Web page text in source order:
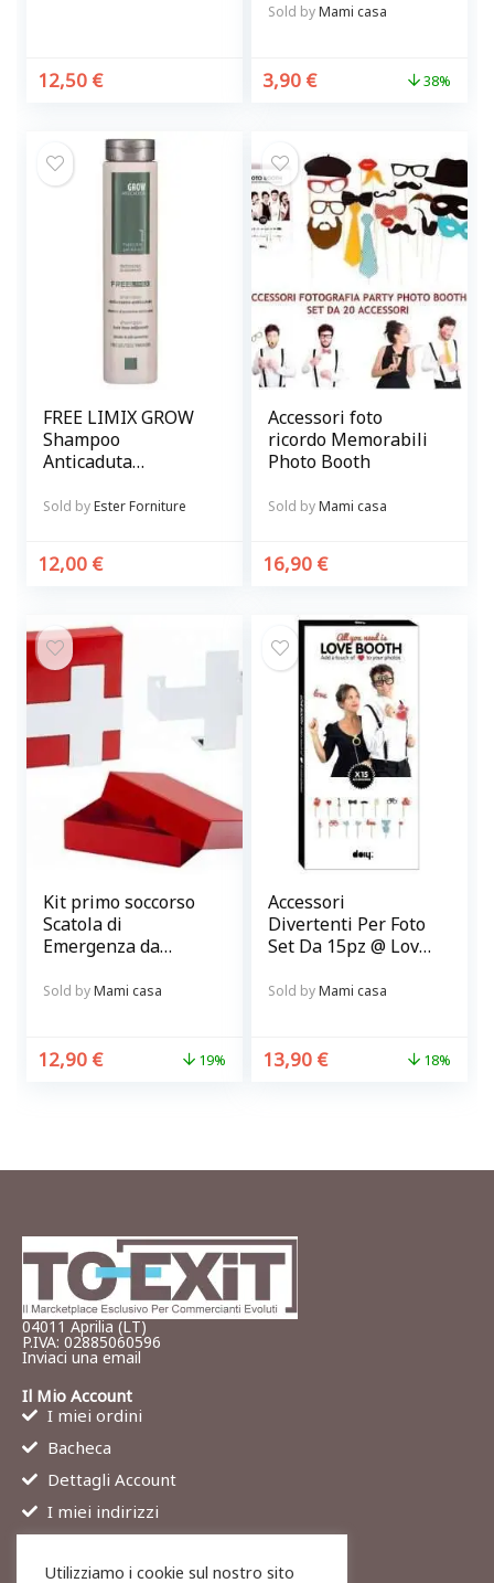
12,50 €
Sold byMami casa
3,90 € 38%
FREE LIMIX GROW
Shampoo
Anticaduta
capelli
Sold byEster Forniture
12,00 €
Accessori foto
ricordo Memorabili
Photo Booth
Sold byMami casa
16,90 €
Kit primo soccorso
Scatola di
Emergenza da
bianca
Sold byMami casa
12,90 € 19%
Accessori
Divertenti Per Foto
Set Da 15pz @ Love
Sold byMami casa
13,90 € 18%
04011 Aprilia (LT)
P.IVA: 02885060596
Inviaci una email
Il Mio Account
I miei ordini
Bacheca
Dettagli Account
I miei indirizzi
Chi siamo
Utilizziamo i cookie sul nostro sito